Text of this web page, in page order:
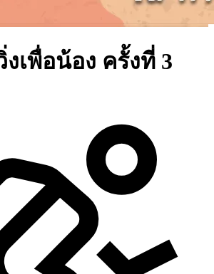
งเพื่อน้อง ครั้งที่ 3